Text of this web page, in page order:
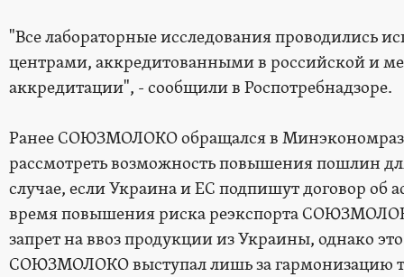
"Все лабораторные исследования проводились
центрами, аккредитованными в российской и
аккредитации", - сообщили в Роспотребнадзоре.
Ранее СОЮЗМОЛОКО обращался в
рассмотреть возможность повышения пошлин
случае, если Украина и ЕС подпишут договор об
время повышения риска реэкспорта
запрет на ввоз продукции из Украины, однако
СОЮЗМОЛОКО выступал лишь за гармонизацию